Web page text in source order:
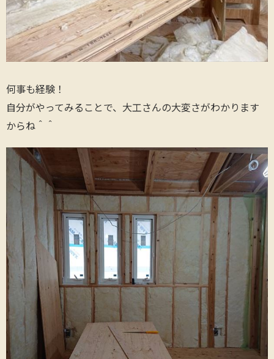
何事も経験！
自分がやってみることで、大工さんの大変さがわかります
からね＾＾